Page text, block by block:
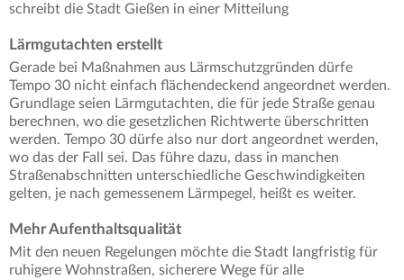
schreibt die Stadt Gießen in einer Mitteilung
Lärmgutachten erstellt
Gerade bei Maßnahmen aus Lärmschutzgründen dürfe
Tempo 30 nicht einfach flächendeckend angeordnet werden.
Grundlage seien Lärmgutachten, die für jede Straße genau
berechnen, wo die gesetzlichen Richtwerte überschritten
werden. Tempo 30 dürfe also nur dort angeordnet werden,
wo das der Fall sei. Das führe dazu, dass in manchen
Straßenabschnitten unterschiedliche Geschwindigkeiten
gelten, je nach gemessenem Lärmpegel, heißt es weiter.
Mehr Aufenthaltsqualität
Mit den neuen Regelungen möchte die Stadt langfristig für
ruhigere Wohnstraßen, sicherere Wege für alle